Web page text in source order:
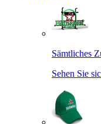
Sämtliches
Sehen Sie